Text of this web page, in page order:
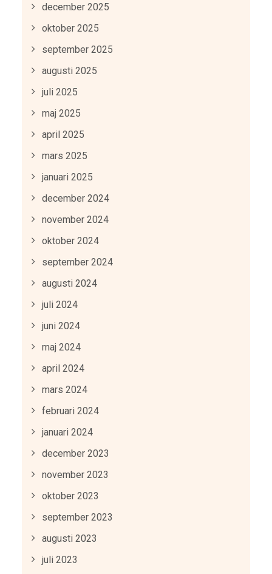
december 2025
oktober 2025
september 2025
augusti 2025
juli 2025
maj 2025
april 2025
mars 2025
januari 2025
december 2024
november 2024
oktober 2024
september 2024
augusti 2024
juli 2024
juni 2024
maj 2024
april 2024
mars 2024
februari 2024
januari 2024
december 2023
november 2023
oktober 2023
september 2023
augusti 2023
juli 2023